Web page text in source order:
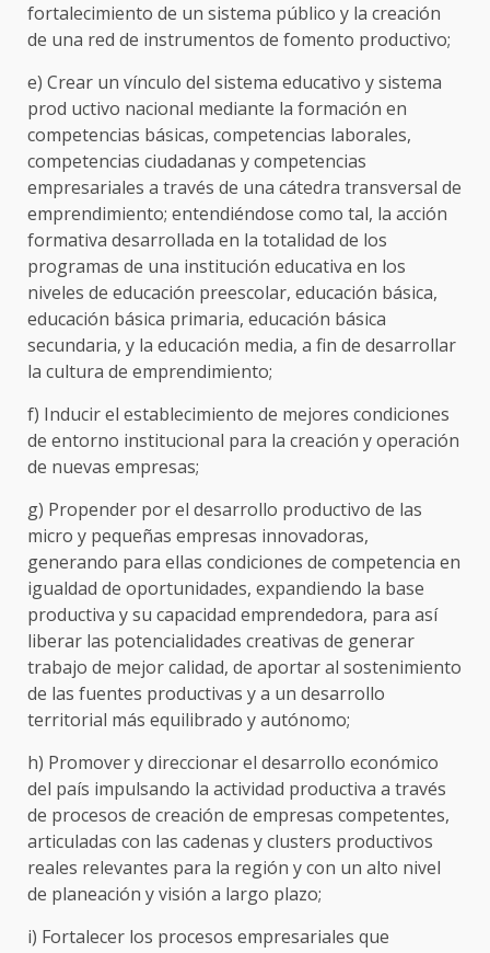
fortalecimiento de un sistema público y la creación
de una red de instrumentos de fomento productivo;
e) Crear un vínculo del sistema educativo y sistema
prod uctivo nacional mediante la formación en
competencias básicas, competencias laborales,
competencias ciudadanas y competencias
empresariales a través de una cátedra transversal de
emprendimiento; entendiéndose como tal, la acción
formativa desarrollada en la totalidad de los
programas de una institución educativa en los
niveles de educación preescolar, educación básica,
educación básica primaria, educación básica
secundaria, y la educación media, a fin de desarrollar
la cultura de emprendimiento;
f) Inducir el establecimiento de mejores condiciones
de entorno institucional para la creación y operación
de nuevas empresas;
g) Propender por el desarrollo productivo de las
micro y pequeñas empresas innovadoras,
generando para ellas condiciones de competencia en
igualdad de oportunidades, expandiendo la base
productiva y su capacidad emprendedora, para así
liberar las potencialidades creativas de generar
trabajo de mejor calidad, de aportar al sostenimiento
de las fuentes productivas y a un desarrollo
territorial más equilibrado y autónomo;
h) Promover y direccionar el desarrollo económico
del país impulsando la actividad productiva a través
de procesos de creación de empresas competentes,
articuladas con las cadenas y clusters productivos
reales relevantes para la región y con un alto nivel
de planeación y visión a largo plazo;
i) Fortalecer los procesos empresariales que